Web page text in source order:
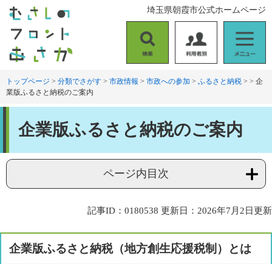
す
。
し
て
索
用
者
ニ
ュ
埼玉県朝霞市公式ホームページ
トップページ > 分類でさがす > 市政情報 > 市政への参加 > ふるさと納税 > > 企
業版ふるさと納税のご案内
企業版ふるさと納税のご案内
ページ内目次
記事ID：0180538 更新日：2026年7月2日更新
企業版ふるさと納税（地方創生応援税制）とは